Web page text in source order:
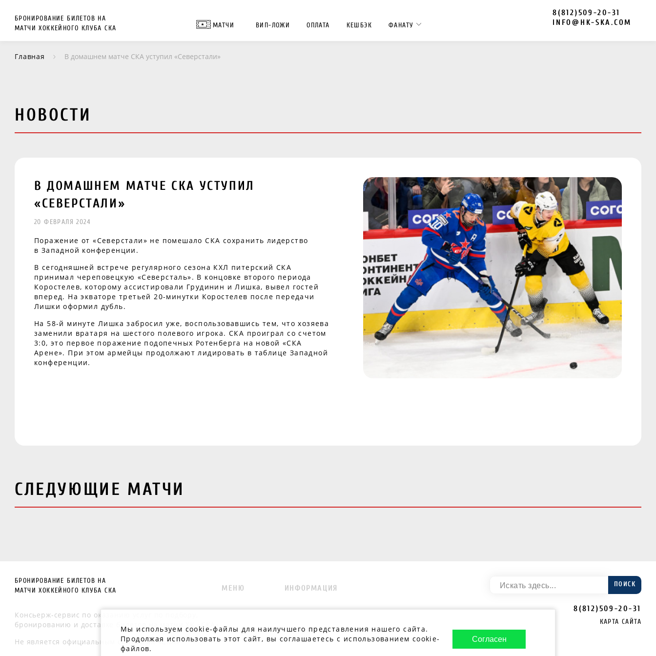
Мы используем cookie-файлы для наилучшего представления нашего сайта.
Продолжая использовать этот сайт, вы соглашаетесь с использованием cookie-
файлов.
Согласен
БРОНИРОВАНИЕ БИЛЕТОВ НА
МАТЧИ ХОККЕЙНОГО КЛУБА СКА
МАТЧИ ВИП-ЛОЖИ ОПЛАТА КЕШБЭК ФАНАТУ
8(812)509-20-31
INFO@HK-SKA.COM
Главная В домашнем матче СКА уступил «Северстали»
НОВОСТИ
В ДОМАШНЕМ МАТЧЕ СКА УСТУПИЛ
«СЕВЕРСТАЛИ»
20 ФЕВРАЛЯ 2024
Поражение от «Северстали» не помешало СКА сохранить лидерство
в Западной конференции.
В сегодняшней встрече регулярного сезона КХЛ питерский СКА
принимал череповецкую «Северсталь». В концовке второго периода
Коростелев, которому ассистировали Грудинин и Лишка, вывел гостей
вперед. На экваторе третьей 20-минутки Коростелев после передачи
Лишки оформил дубль.
На 58-й минуте Лишка забросил уже, воспользовавшись тем, что хозяева
заменили вратаря на шестого полевого игрока. СКА проиграл со счетом
3:0, это первое поражение подопечных Ротенберга на новой «СКА
Арене». При этом армейцы продолжают лидировать в таблице Западной
конференции.
СЛЕДУЮЩИЕ МАТЧИ
БРОНИРОВАНИЕ БИЛЕТОВ НА
МАТЧИ ХОККЕЙНОГО КЛУБА СКА
Консьерж-сервис по оказанию услуг по подбору,
бронированию и доставке билетов на матчи ХК «СКА».
Не является официальным сайтом ХК «СКА»
МЕНЮ ИНФОРМАЦИЯ ПОИСК
8(812)509-20-31
КАРТА САЙТА